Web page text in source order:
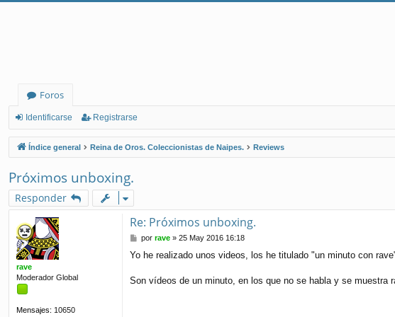
Foros
Identificarse Registrarse
Índice general Reina de Oros. Coleccionistas de Naipes. Reviews
Próximos unboxing.
Responder
rave
Moderador Global
Mensajes: 10650
Re: Próximos unboxing.
M
n
a
por rave» 25 May 2016 16:18
Yo he realizado unos videos, los he titulado "un minuto con
Son vídeos de un minuto, en los que no se habla y se muestra